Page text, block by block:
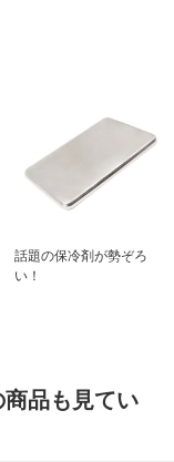
話題の保冷剤が勢ぞろ
い！
品も見てい